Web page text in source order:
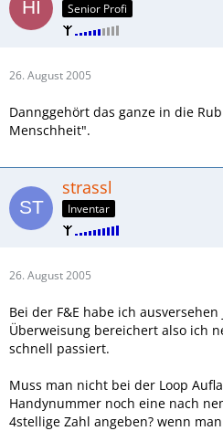
Senior Profi
26. August 2005
Dannggehört das ganze in die
Menschheit".
strassl
Inventar
26. August 2005
Bei der F&E habe ich
Überweisung bereichert also ich
schnell passiert.
Muss man nicht bei der Loop
Handynummer noch eine nach
4stellige Zahl angeben? wenn